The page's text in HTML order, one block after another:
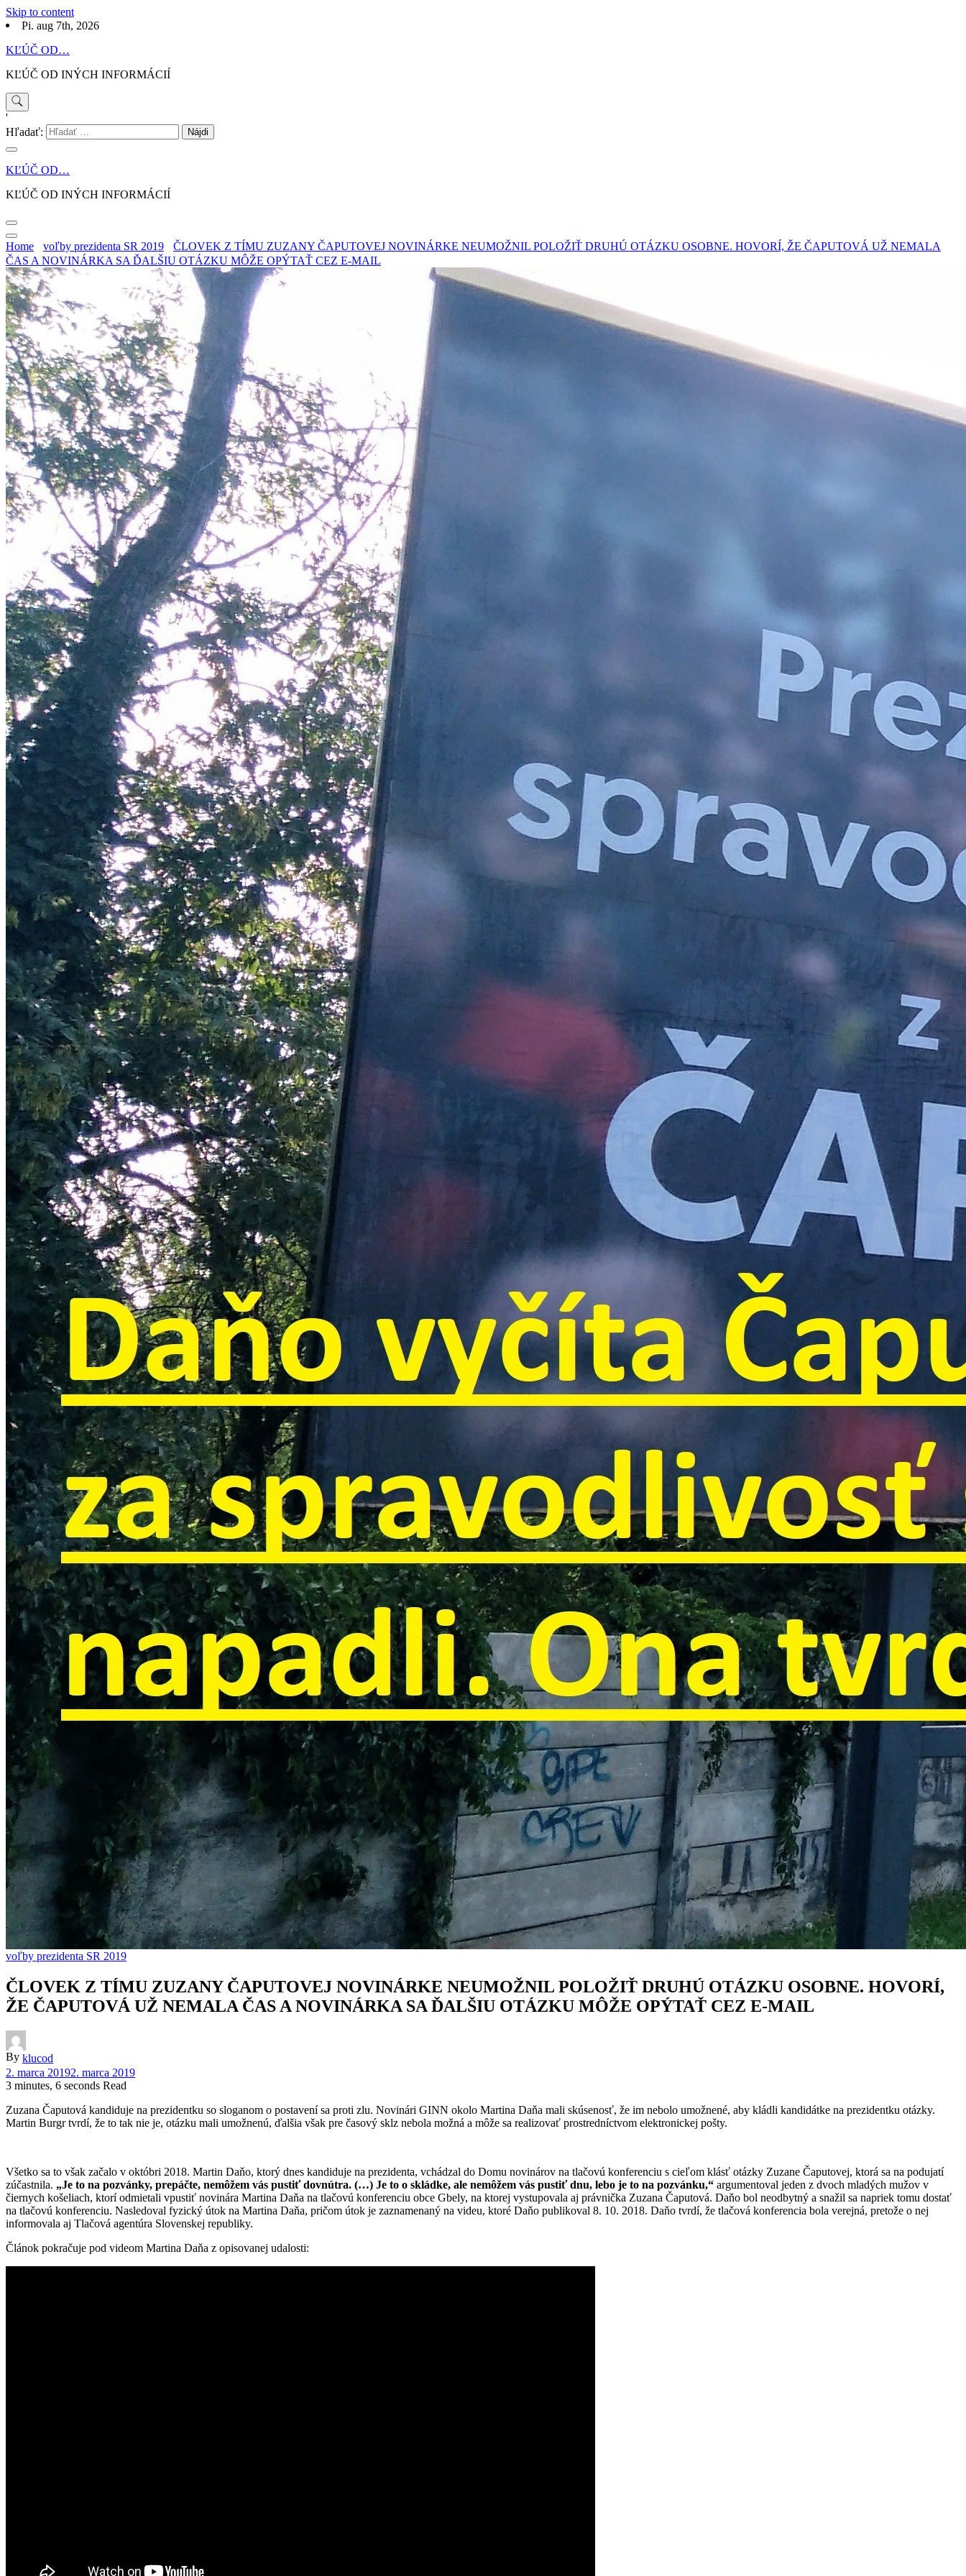
Skip to content
Pi. aug 7th, 2026
KĽÚČ OD…
KĽÚČ OD INÝCH INFORMÁCIÍ
'
Hľadať:
KĽÚČ OD…
KĽÚČ OD INÝCH INFORMÁCIÍ
Home voľby prezidenta SR 2019
ČLOVEK Z TÍMU ZUZANY ČAPUTOVEJ NOVINÁRKE NEUMOŽNIL POLOŽIŤ DRUHÚ OTÁZKU OSOBNE. HOVORÍ, ŽE ČAPUTOVÁ UŽ NEMALA
ČAS A NOVINÁRKA SA ĎALŠIU OTÁZKU MÔŽE OPÝTAŤ CEZ E-MAIL
voľby prezidenta SR 2019
ČLOVEK Z TÍMU ZUZANY ČAPUTOVEJ NOVINÁRKE NEUMOŽNIL POLOŽIŤ DRUHÚ OTÁZKU OSOBNE. HOVORÍ,
ŽE ČAPUTOVÁ UŽ NEMALA ČAS A NOVINÁRKA SA ĎALŠIU OTÁZKU MÔŽE OPÝTAŤ CEZ E-MAIL
By klucod
2. marca 20192. marca 2019
3 minutes, 6 seconds Read
Zuzana Čaputová kandiduje na prezidentku so sloganom o postavení sa proti zlu. Novinári GINN okolo Martina Daňa mali skúsenosť, že im nebolo umožnené, aby kládli kandidátke na prezidentku otázky.
Martin Burgr tvrdí, že to tak nie je, otázku mali umožnenú, ďalšia však pre časový sklz nebola možná a môže sa realizovať prostredníctvom elektronickej pošty.
Všetko sa to však začalo v októbri 2018. Martin Daňo, ktorý dnes kandiduje na prezidenta, vchádzal do Domu novinárov na tlačovú konferenciu s cieľom klásť otázky Zuzane Čaputovej, ktorá sa na podujatí
zúčastnila. „Je to na pozvánky, prepáčte, nemôžem vás pustiť dovnútra. (…) Je to o skládke, ale nemôžem vás pustiť dnu, lebo je to na pozvánku,“ argumentoval jeden z dvoch mladých mužov v
čiernych košeliach, ktorí odmietali vpustiť novinára Martina Daňa na tlačovú konferenciu obce Gbely, na ktorej vystupovala aj právnička Zuzana Čaputová. Daňo bol neodbytný a snažil sa napriek tomu dostať
na tlačovú konferenciu. Nasledoval fyzický útok na Martina Daňa, pričom útok je zaznamenaný na videu, ktoré Daňo publikoval 8. 10. 2018. Daňo tvrdí, že tlačová konferencia bola verejná, pretože o nej
informovala aj Tlačová agentúra Slovenskej republiky.
Článok pokračuje pod videom Martina Daňa z opisovanej udalosti: